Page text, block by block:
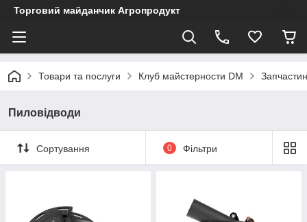
Торговий майданчик Агропродукт
Товари та послуги Клуб майстерности DM
Пиловідводи
Сортування 0 Фільтри